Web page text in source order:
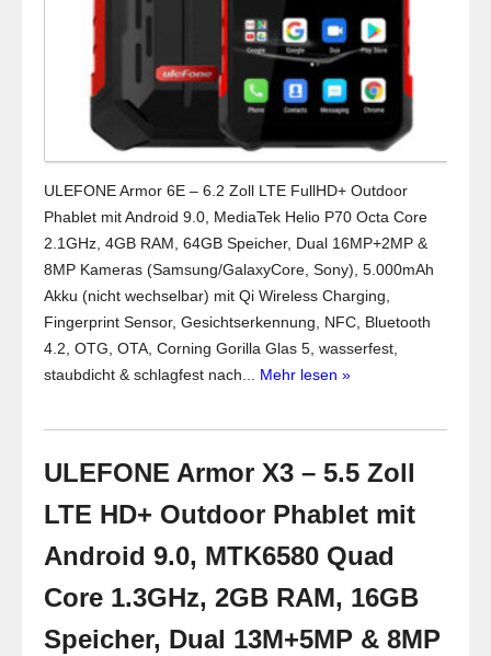
ULEFONE Armor 6E – 6.2 Zoll LTE FullHD+ Outdoor
Phablet mit Android 9.0, MediaTek Helio P70 Octa Core
2.1GHz, 4GB RAM, 64GB Speicher, Dual 16MP+2MP &
8MP Kameras (Samsung/GalaxyCore, Sony), 5.000mAh
Akku (nicht wechselbar) mit Qi Wireless Charging,
Fingerprint Sensor, Gesichtserkennung, NFC, Bluetooth
4.2, OTG, OTA, Corning Gorilla Glas 5, wasserfest,
staubdicht & schlagfest nach... Mehr lesen »
ULEFONE Armor X3 – 5.5 Zoll
LTE HD+ Outdoor Phablet mit
Android 9.0, MTK6580 Quad
Core 1.3GHz, 2GB RAM, 16GB
Speicher, Dual 13M+5MP & 8MP